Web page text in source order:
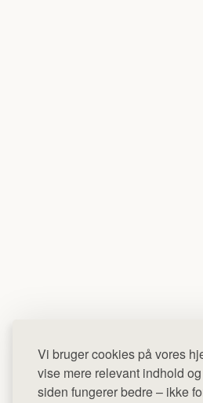
Vi bruger cookies på vores
vise mere relevant indhold
siden fungerer bedre – ikke